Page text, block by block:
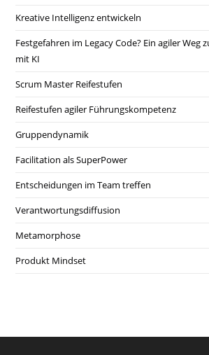
Kreative Intelligenz entwickeln
Festgefahren im Legacy Code? Ein agiler Weg
mit KI
Scrum Master Reifestufen
Reifestufen agiler Führungskompetenz
Gruppendynamik
Facilitation als SuperPower
Entscheidungen im Team treffen
Verantwortungsdiffusion
Metamorphose
Produkt Mindset